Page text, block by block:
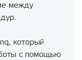
между
который
с помощью